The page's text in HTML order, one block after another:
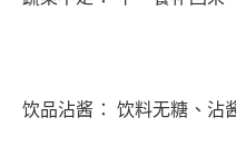
饮品沾酱： 饮料无糖、沾